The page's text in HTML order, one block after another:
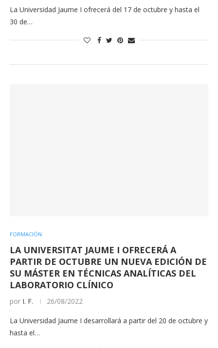
La Universidad Jaume I ofrecerá del 17 de octubre y hasta el
30 de…
FORMACIÓN
LA UNIVERSITAT JAUME I OFRECERÁ A
PARTIR DE OCTUBRE UN NUEVA EDICIÓN DE
SU MÁSTER EN TÉCNICAS ANALÍTICAS DEL
LABORATORIO CLÍNICO
por I. F. 26/08/2022
La Universidad Jaume I desarrollará a partir del 20 de octubre y
hasta el…